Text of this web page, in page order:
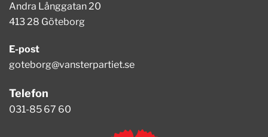
Andra Långgatan 20
413 28 Göteborg
E-post
goteborg@vansterpartiet.se
Telefon
031-85 67 60